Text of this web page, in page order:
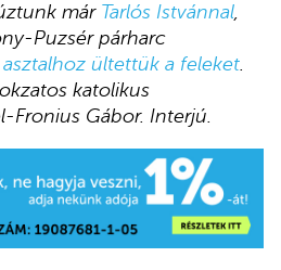
már Tarlós Istvánnal,
Puzsér párharc
ültettük a feleket.
katolikus
Fronius Gábor. Interjú.